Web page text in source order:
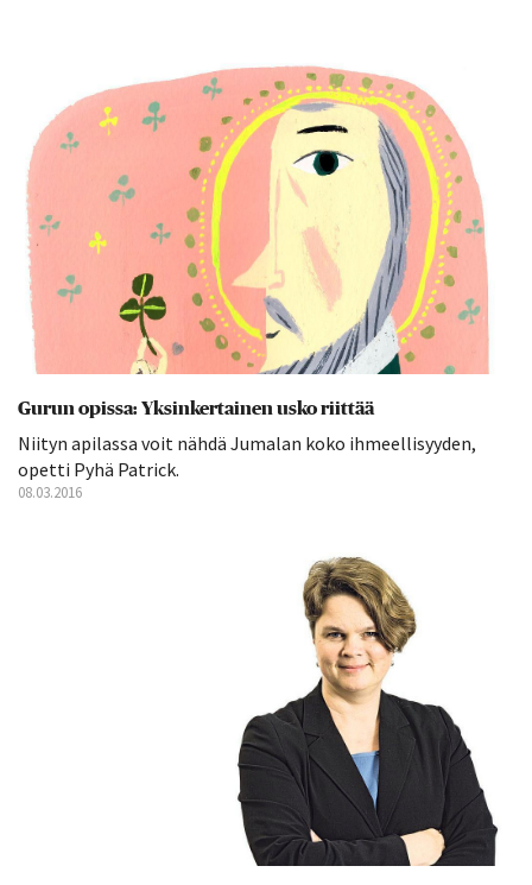
Gurun opissa: Yksinkertainen usko riittää
Niityn apilassa voit nähdä Jumalan koko ihmeellisyyden,
opetti Pyhä Patrick.
08.03.2016